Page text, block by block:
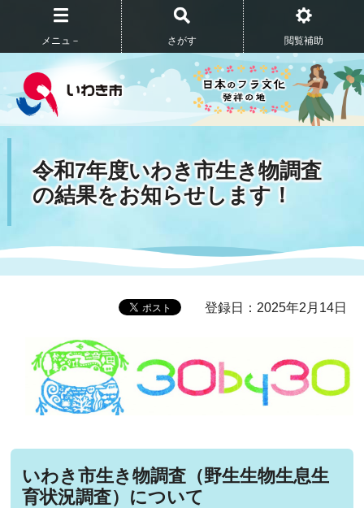
メニュ－ さがす 閲覧補助
令和7年度いわき市生き物調査
の結果をお知らせします！
登録日：2025年2月14日
いわき市生き物調査（野生生物生息生
育状況調査）について